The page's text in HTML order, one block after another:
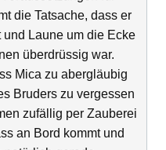
die Tatsache, dass er
Laune um die Ecke
überdrüssig war.
Mica zu abergläubig
Bruders zu vergessen
zufällig per Zauberei
an Bord kommt und